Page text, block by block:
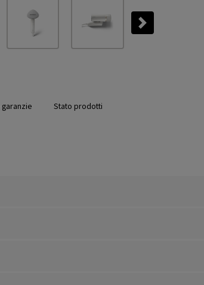
Next
garanzie Stato prodotti